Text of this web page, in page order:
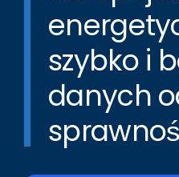
szybko i
danych